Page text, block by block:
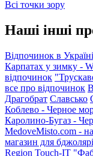
Всі точки зору
Наші інші
Відпочинок в
Карпатах у зимку -
відпочинок
все про відпочинок
Драгобрат Славсько
Коблево - Черное
Каролино-Бугаз -
MedoveMisto.com -
магазин для
Region Touch-IT